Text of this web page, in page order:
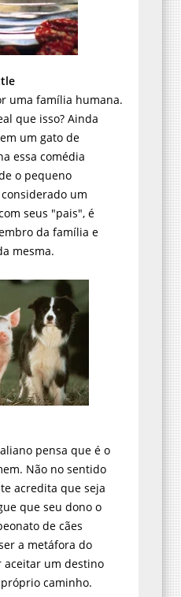
uma família humana.
que isso? Ainda
um gato de
essa comédia
o pequeno
um
seus "pais", é
da família e
mesma.
pensa que é o
Não no sentido
acredita que seja
que seu dono o
de cães
a metáfora do
aceitar um destino
caminho.